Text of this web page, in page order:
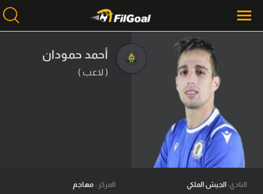
محتوى إخباري
الرئيسية
أخبار
مباريات
ميركاتو
فانتازي في الجول
أحمد حمودان
( لاعب )
النادي: الجيش الملكي
المركز : مهاجم